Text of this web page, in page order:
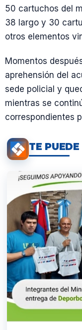
50 cartuchos del
38 largo y 30
otros elementos
Momentos
aprehensión del
sede policial y
mientras se
correspondientes
TE